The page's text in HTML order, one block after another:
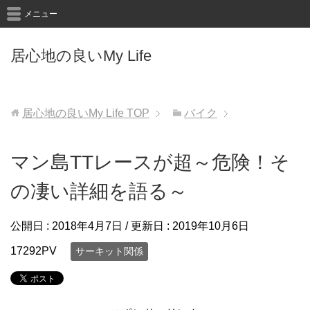
居心地の良いMy Life
メニュー
居心地の良いMy Life TOP バイク
マン島TTレースが超～危険！そ
の凄い詳細を語る～
公開日 : 2018年4月7日 / 更新日 : 2019年10月6日
17292PV サーキット関係